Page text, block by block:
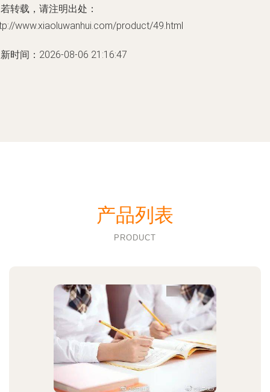
转载，请注明出处：
www.xiaoluwanhui.com/product/49.html
时间：2026-08-06 21:16:47
产品列表
PRODUCT